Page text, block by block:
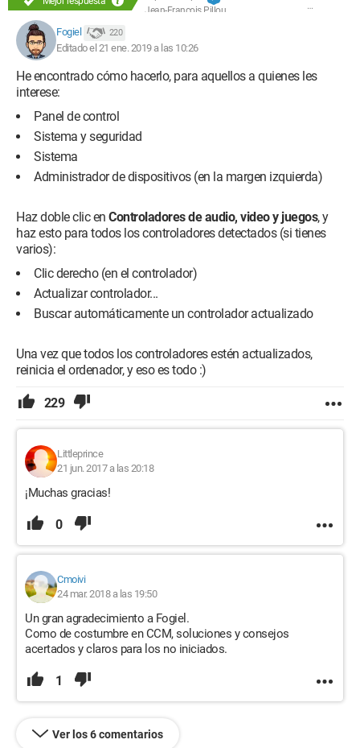
Jean-François Pillou
Fogiel 220
Editado el 21 ene. 2019 a las 10:26
He encontrado cómo hacerlo, para aquellos a quienes les
interese:
Panel de control
Sistema y seguridad
Sistema
Administrador de dispositivos (en la margen izquierda)
Haz doble clic en Controladores de audio, video y juegos, y
haz esto para todos los controladores detectados (si tienes
varios):
Clic derecho (en el controlador)
Actualizar controlador...
Buscar automáticamente un controlador actualizado
Una vez que todos los controladores estén actualizados,
reinicia el ordenador, y eso es todo :)
229
Littleprince
21 jun. 2017 a las 20:18
¡Muchas gracias!
0
Cmoivi
24 mar. 2018 a las 19:50
Un gran agradecimiento a Fogiel.
Como de costumbre en CCM, soluciones y consejos
acertados y claros para los no iniciados.
1
Ver los 6 comentarios